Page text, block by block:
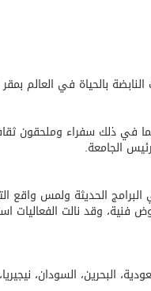
بالحياة في العالم بمقر
في ذلك سفراء وملحقون
الجامعة.
الحديثة ولمس واقع
وقد نالت الفعاليات
السودان، نيجيريا،